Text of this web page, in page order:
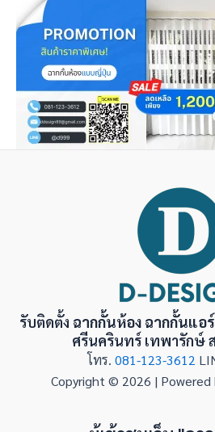
รับติดตั้ง ฉากกั้นห้อง ฉากกั้นแอร์
ศรีนครินทร์ เทพารักษ์
โทร. 081-123-3612
Copyright © 2026 | Powered